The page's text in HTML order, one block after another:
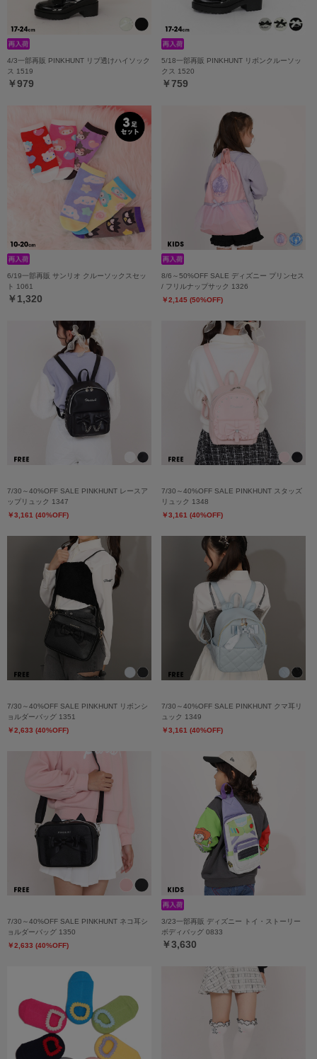
4/3一部再販 PINKHUNT リブ透けハイソック
ス 1519
￥979
5/18一部再販 PINKHUNT リボンクルーソッ
クス 1520
￥759
6/19一部再販 サンリオ クルーソックスセッ
ト 1061
￥1,320
8/6～50%OFF SALE ディズニー プリンセス
/ フリルナップサック 1326
￥2,145 (50%OFF)
7/30～40%OFF SALE PINKHUNT レースア
ップリュック 1347
￥3,161 (40%OFF)
7/30～40%OFF SALE PINKHUNT スタッズ
リュック 1348
￥3,161 (40%OFF)
7/30～40%OFF SALE PINKHUNT リボンシ
ョルダーバッグ 1351
￥2,633 (40%OFF)
7/30～40%OFF SALE PINKHUNT クマ耳リ
ュック 1349
￥3,161 (40%OFF)
7/30～40%OFF SALE PINKHUNT ネコ耳シ
ョルダーバッグ 1350
￥2,633 (40%OFF)
3/23一部再販 ディズニー トイ・ストーリー
ボディバッグ 0833
￥3,630